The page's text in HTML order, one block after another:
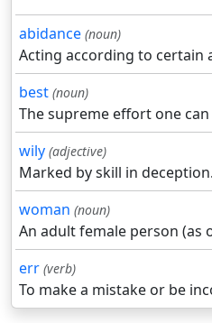
abidance (noun)
Acting according to certain
best (noun)
The supreme effort one can
wily (adjective)
Marked by skill in deception.
woman (noun)
An adult female person (as
err (verb)
To make a mistake or be